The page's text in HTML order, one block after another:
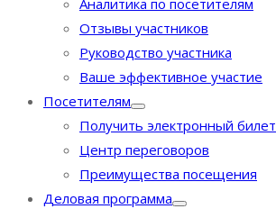
Аналитика по посетителям
Отзывы участников
Руководство участника
Ваше эффективное участие
Посетителям
Получить электронный билет
Центр переговоров
Преимущества посещения
Деловая программа